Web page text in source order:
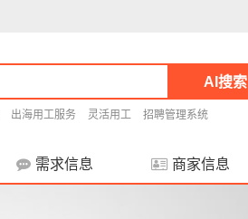
AI搜索
出海用工服务 灵活用工 招聘管理系统
需求信息 商家信息